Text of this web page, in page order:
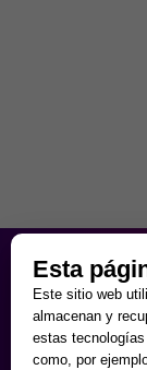
Esta
Este sitio web
almacenan y
estas
como, por